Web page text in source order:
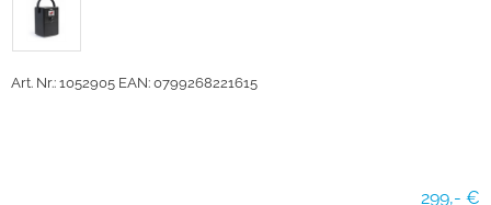
Art. Nr.: 1052905 EAN: 0799268221615
299,- €